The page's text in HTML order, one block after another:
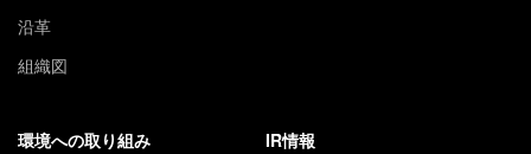
沿革
組織図
環境への取り組み
IR情報